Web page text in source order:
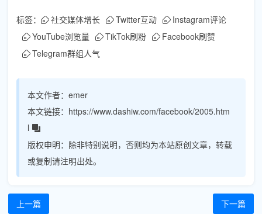
标签： 社交媒体增长 Twitter互动
Instagram评论
YouTube浏览量
TikTok刷粉
Facebook刷赞
Telegram群组人气
本文作者： emer
本文链接： https://www.dashiw.com/facebook/2005.htm
l
版权申明： 除非特别说明，否则均为本站原创文章，转载
或复制请注明出处。
上一篇 下一篇